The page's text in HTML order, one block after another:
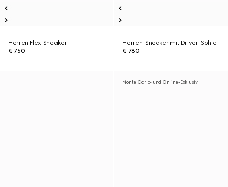
Herren Flex-Sneaker
€ 750
Herren-Sneaker mit Driver-Sohle
€ 780
Monte Carlo- und Online-Exklusiv